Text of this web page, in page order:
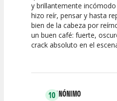
Calidad del
Espectáculo
Puesta en
Escena
y brillantemente
hizo reír, pensar y hasta
bien de la cabeza por
un buen café: fuerte,
crack absoluto en el
10ANÓNIMO